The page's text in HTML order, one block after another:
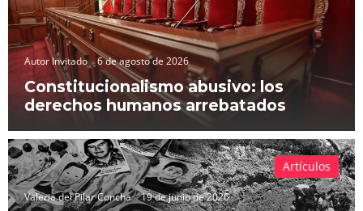
Autor Invitado 6 de agosto de 2026
Constitucionalismo abusivo: los
derechos humanos arrebatados
Valeria del Pilar Concha 19 de junio de 2026
Artículos